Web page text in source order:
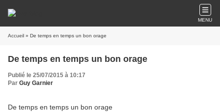
MENU
Accueil » De temps en temps un bon orage
De temps en temps un bon orage
Publié le 25/07/2015 à 10:17
Par Guy Garnier
De temps en temps un bon orage